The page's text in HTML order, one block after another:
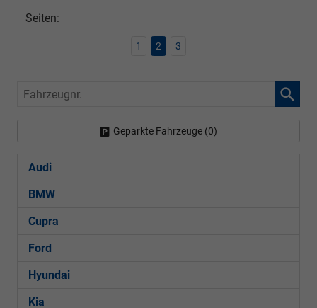
Seiten:
1 2 3
Fahrzeugnr.
Geparkte Fahrzeuge (0)
Audi
BMW
Cupra
Ford
Hyundai
Kia